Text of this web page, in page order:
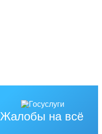
Жалобы на всё